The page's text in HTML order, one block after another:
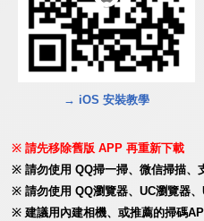
→ iOS 安裝教學
請先移除舊版 APP 再重新下載
請勿使用 QQ掃一掃、微信掃描、
請勿使用 QQ瀏覽器、UC瀏覽器
建議用內建相機、或推薦的掃碼